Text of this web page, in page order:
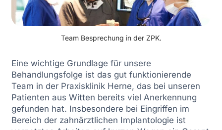
Team Besprechung in der ZPK.
Eine wichtige Grundlage für unsere
Behandlungsfolge ist das gut funktionierende
Team in der Praxisklinik Herne, das bei unseren
Patienten aus Witten bereits viel Anerkennung
gefunden hat. Insbesondere bei Eingriffen im
Bereich der zahnärztlichen Implantologie ist